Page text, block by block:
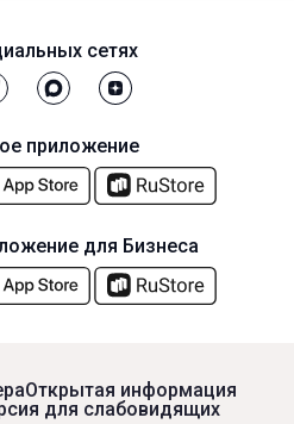
Открытая информация
для слабовидящих
сетях
приложение
для Бизнеса